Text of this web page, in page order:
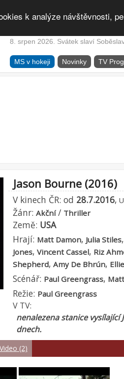
k analýze návštěvnosti,
8. srpen 2026. Svátek slaví
MS v hokeji Novinky TV
Jason Bourne (2016)
V kinech ČR: od 28.7.2016,
Žánr: Akční/ Thriller
Země: USA
Hrají: Matt Damon, Julia Stiles
Jones, Vincent Cassel, Riz
Shepherd, Amy De Bhrún,
Scénář: Paul Greengrass,
Režie: Paul Greengrass
V TV:
nenalezena stanice vysílající
dnech.
Video (2)